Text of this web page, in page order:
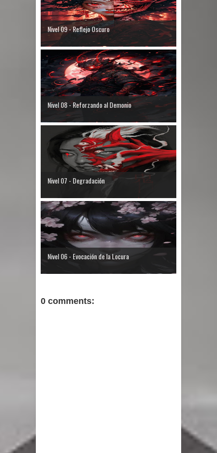
Nivel 09 - Reflejo Oscuro
Nivel 08 - Reforzando al Demonio
Nivel 07 - Degradación
Nivel 06 - Evocación de la Locura
0 comments: